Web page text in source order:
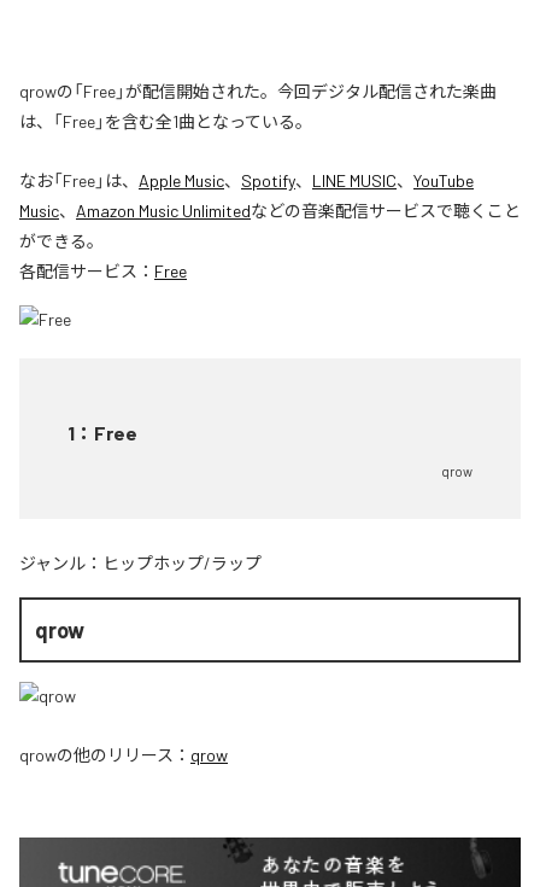
qrowの「Free」が配信開始された。今回デジタル配信された楽曲
は、「Free」を含む全1曲となっている。
なお「Free」は、 Apple Music、 Spotify、 LINE MUSIC、 YouTube
Music、 Amazon Music Unlimitedなどの音楽配信サービスで聴くこと
ができる。
各配信サービス： Free
1 ： Free
qrow
ジャンル： ヒップホップ/ラップ
qrow
qrowの他のリリース： qrow